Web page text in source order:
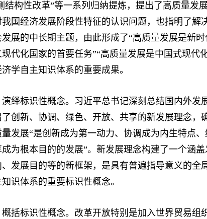
结构性改革”等一系列归纳提炼，提出了高质量发
国经济发展阶段性特征的认识问题，也指明了解
展的中长期主题，由此形成了“高质量发展是新时
代化国家的首要任务”“高质量发展是中国式现代
学自主知识体系的重要成果。
标识性概念。习近平总书记深刻总结国内外发
创新、协调、绿色、开放、共享的新发展理念，
发展“是创新成为第一动力、协调成为内生特点、
为根本目的的发展”。新发展理念构建了一个涵
发展目的等的新框架，是具有普遍指导意义的全
识体系的重要标识性概念。
标识性概念。改革开放特别是加入世界贸易组